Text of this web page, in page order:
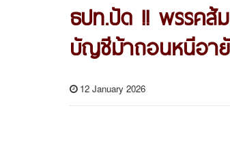
ธปท.ปัด !! พรรคส้
บัญชีม้าถอนหนีอายั
12 January 2026